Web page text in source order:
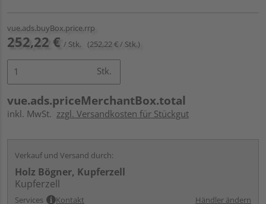
vue.ads.buyBox.price.rrp
252,22 € / Stk. (252,22 € / Stk.)
Stk.
vue.ads.priceMerchantBox.total
inkl. MwSt. zzgl. Versandkosten für Stückgut
Verkauf und Versand durch:
Holz Bögner, Kupferzell
Kupferzell
Services Kontakt Händler ändern